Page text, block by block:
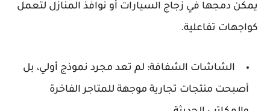
يمكن دمجها في زجاج السيارات أو نوافذ المنازل لتعمل
كواجهات تفاعلية.
الشاشات الشفافة: لم تعد مجرد نموذج أولي، بل
أصبحت منتجات تجارية موجهة للمتاجر الفاخرة